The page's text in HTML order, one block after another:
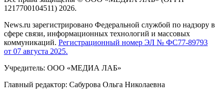
1217700104511) 2026.
News.ru зарегистрировано Федеральной службой по надзору в
сфере связи, информационных технологий и массовых
коммуникаций. Регистрационный номер ЭЛ № ФС77-89793
от 07 августа 2025.
Учредитель: ООО «МЕДИА ЛАБ»
Главный редактор: Сабурова Ольга Николаевна